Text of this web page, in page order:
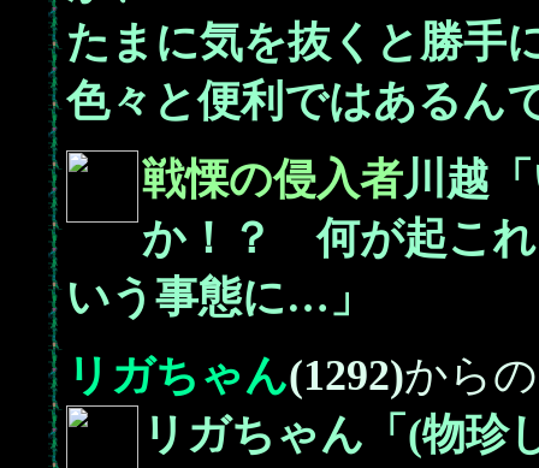
たまに気を抜くと勝手
色々と便利ではあるん
戦慄の侵入者川越
か！？ 何が起これ
いう事態に…」
リガちゃん(1292)から
リガちゃん「(物